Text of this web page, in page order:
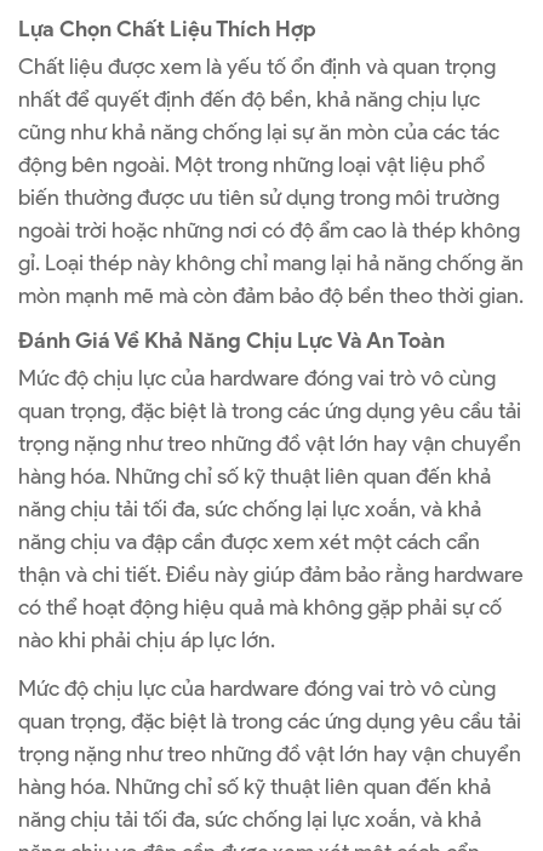
Lựa Chọn Chất Liệu Thích Hợp
Chất liệu được xem là yếu tố ổn định và quan trọng
nhất để quyết định đến độ bền, khả năng chịu lực
cũng như khả năng chống lại sự ăn mòn của các tác
động bên ngoài. Một trong những loại vật liệu phổ
biến thường được ưu tiên sử dụng trong môi trường
ngoài trời hoặc những nơi có độ ẩm cao là thép không
gỉ. Loại thép này không chỉ mang lại hả năng chống ăn
mòn mạnh mẽ mà còn đảm bảo độ bền theo thời gian.
Đánh Giá Về Khả Năng Chịu Lực Và An Toàn
Mức độ chịu lực của hardware đóng vai trò vô cùng
quan trọng, đặc biệt là trong các ứng dụng yêu cầu tải
trọng nặng như treo những đồ vật lớn hay vận chuyển
hàng hóa. Những chỉ số kỹ thuật liên quan đến khả
năng chịu tải tối đa, sức chống lại lực xoắn, và khả
năng chịu va đập cần được xem xét một cách cẩn
thận và chi tiết. Điều này giúp đảm bảo rằng hardware
có thể hoạt động hiệu quả mà không gặp phải sự cố
nào khi phải chịu áp lực lớn.
Mức độ chịu lực của hardware đóng vai trò vô cùng
quan trọng, đặc biệt là trong các ứng dụng yêu cầu tải
trọng nặng như treo những đồ vật lớn hay vận chuyển
hàng hóa. Những chỉ số kỹ thuật liên quan đến khả
năng chịu tải tối đa, sức chống lại lực xoắn, và khả